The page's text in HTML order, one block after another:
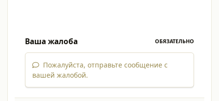
Ваша жалоба ОБЯЗАТЕЛЬНО
Пожалуйста, отправьте сообщение с
вашей жалобой.